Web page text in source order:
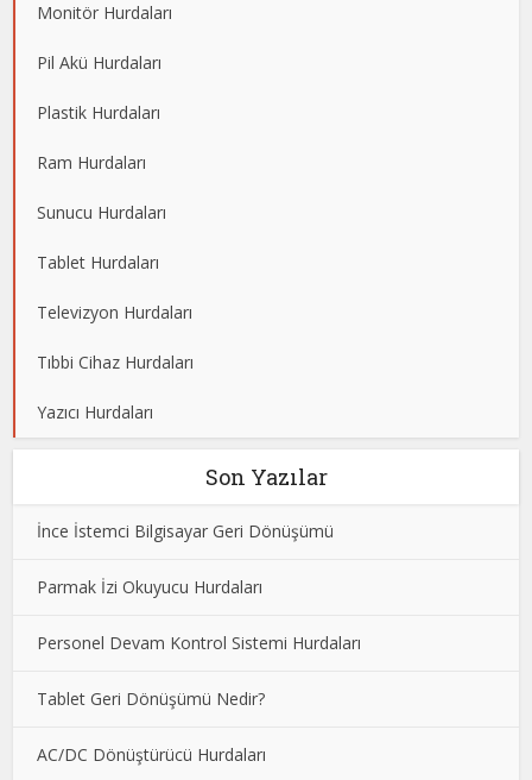
Monitör Hurdaları
Pil Akü Hurdaları
Plastik Hurdaları
Ram Hurdaları
Sunucu Hurdaları
Tablet Hurdaları
Televizyon Hurdaları
Tıbbi Cihaz Hurdaları
Yazıcı Hurdaları
Son Yazılar
İnce İstemci Bilgisayar Geri Dönüşümü
Parmak İzi Okuyucu Hurdaları
Personel Devam Kontrol Sistemi Hurdaları
Tablet Geri Dönüşümü Nedir?
AC/DC Dönüştürücü Hurdaları